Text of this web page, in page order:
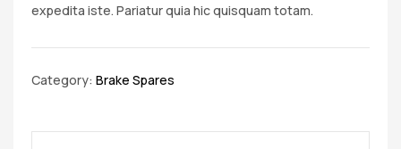
expedita iste. Pariatur quia hic quisquam totam.
Category: Brake Spares